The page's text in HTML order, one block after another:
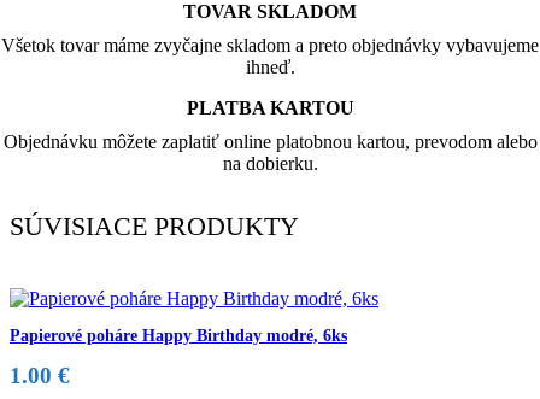
TOVAR SKLADOM
Všetok tovar máme zvyčajne skladom a preto objednávky vybavujeme
ihneď.
PLATBA KARTOU
Objednávku môžete zaplatiť online platobnou kartou, prevodom alebo
na dobierku.
SÚVISIACE PRODUKTY
Papierové poháre Happy Birthday modré, 6ks
1.00 €